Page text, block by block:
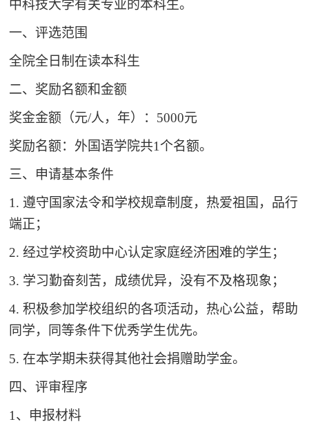
中科技大学有关专业的本科生。
一、评选范围
全院全日制在读本科生
二、奖励名额和金额
奖金金额（元/人，年）：5000元
奖励名额：外国语学院共1个名额。
三、申请基本条件
1. 遵守国家法令和学校规章制度，热爱祖国，品行
端正；
2. 经过学校资助中心认定家庭经济困难的学生；
3. 学习勤奋刻苦，成绩优异，没有不及格现象；
4. 积极参加学校组织的各项活动，热心公益，帮助
同学，同等条件下优秀学生优先。
5. 在本学期未获得其他社会捐赠助学金。
四、评审程序
1、申报材料